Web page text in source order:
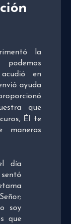
la
podemos
en
ayuda
que
Él te
maneras
día
soy
que